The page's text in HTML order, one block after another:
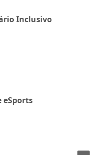
Inclusivo